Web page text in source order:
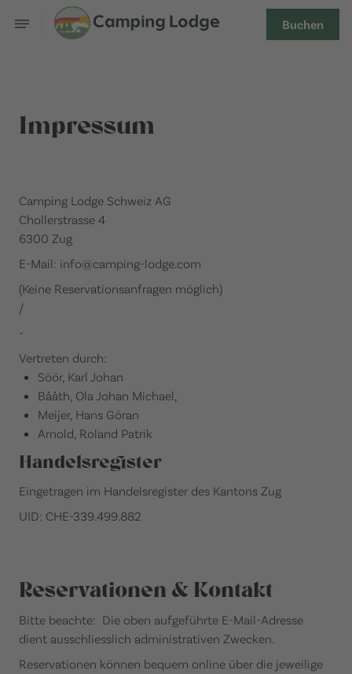
Buchen
Impressum
Camping Lodge Schweiz AG
Chollerstrasse 4
6300 Zug
E-Mail: info@camping-lodge.com
(Keine Reservationsanfragen möglich)
/
-
Vertreten durch:
Söör, Karl Johan
Bååth, Ola Johan Michael,
Meijer, Hans Göran
Arnold, Roland Patrik
Handelsregister
Eingetragen im Handelsregister des Kantons Zug
UID: CHE-339.499.882
Reservationen & Kontakt
Bitte beachte: Die oben aufgeführte E-Mail-Adresse
dient ausschliesslich administrativen Zwecken.
Reservationen können bequem online über die jeweilige